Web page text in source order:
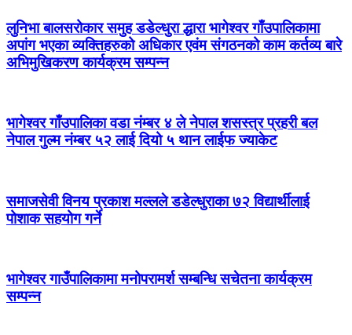
लुनिभा बालसरोकार समुह डडेल्धुरा द्धारा भागेश्वर गाँउपालिकामा
अपांग भएका व्यक्तिहरुको अधिकार एवंम संगठनको काम कर्तव्य बारे
अभिमुखिकरण कार्यक्रम सम्पन्न
भागेश्वर गाँउपालिका वडा नंम्बर ४ ले नेपाल शसस्त्र प्रहरी बल
नेपाल गुल्म नंम्बर ५२ लाई दियो ५ थान लाईफ ज्याकेट
समाजसेवी विनय प्रकाश मल्लले डडेल्धुराका ७२ विद्यार्थीलाई
पोशाक सहयोग गर्ने
भागेश्वर गाउँपालिकामा मनोपरामर्श सम्बन्धि सचेतना कार्यक्रम
सम्पन्न